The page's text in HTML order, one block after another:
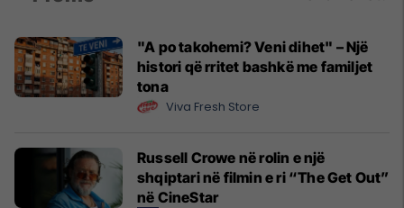
"A po takohemi? Veni dihet" – Një
histori që rritet bashkë me familjet
tona
Viva Fresh Store
Russell Crowe në rolin e një
shqiptari në filmin e ri “The Get Out”
në CineStar